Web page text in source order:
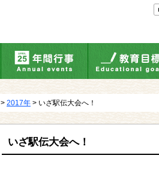
> 2017年 > いざ駅伝大会へ！
いざ駅伝大会へ！